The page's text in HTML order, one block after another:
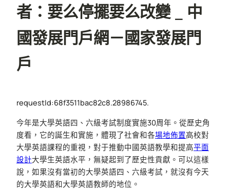
者：要么停擺要么改變 _ 中
國發展門戶網－國家發展門
戶
requestId:68f3511bac82c8.28986745.
今年是大學英語四、六級考試制度實施30周年。從歷史角
度看，它的誕生和實施，體現了社會和各場地佈置高校對
大學英語課程的重視，對于推動中國英語教學和提高平面
設計大學生英語水平，無疑起到了歷史性貢獻。可以這樣
說，如果沒有當初的大學英語四、六級考試，就沒有今天
的大學英語和大學英語教師的地位。